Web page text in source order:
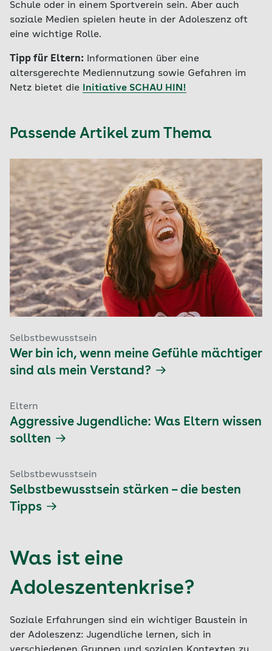
Schule oder in einem Sportverein sein. Aber auch
soziale Medien spielen heute in der Adoleszenz oft
eine wichtige Rolle.
Tipp für Eltern: Informationen über eine
altersgerechte Mediennutzung sowie Gefahren im
Netz bietet die
Initiative SCHAU HIN!
Passende Artikel zum Thema
Selbstbewusstsein
Wer bin ich, wenn meine Gefühle mächtiger
sind als mein Verstand?
Eltern
Aggressive Jugendliche: Was Eltern wissen
sollten
Selbstbewusstsein
Selbstbewusstsein stärken – die besten
Tipps
Was ist eine
Adoleszentenkrise?
Soziale Erfahrungen sind ein wichtiger Baustein in
der Adoleszenz: Jugendliche lernen, sich in